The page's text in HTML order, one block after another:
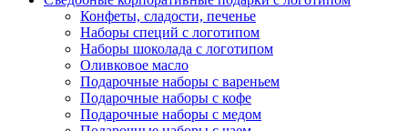
Конфеты, сладости, печенье
Наборы специй с логотипом
Наборы шоколада с логотипом
Оливковое масло
Подарочные наборы с вареньем
Подарочные наборы с кофе
Подарочные наборы с медом